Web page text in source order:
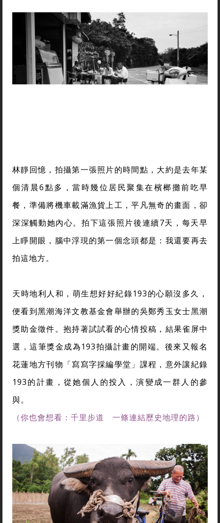
林靜回憶，拍攝第一張照片的時間點，大約是去年某
個清晨6點多，當時幾位居民聚集在檳榔攤前吃早
餐，準備將機車載滿漁貨上工，平凡無奇的畫面，卻
深深觸動她內心。拍下這張照片後連續7天，每天早
上睜開眼，腦中浮現的第一個念頭都是：我還要再去
拍這地方。
天時地利人和，萌生想好好紀錄193的心願沒多久，
便看到黑潮海洋文教基金會舉辦的吳鄭秀玉女士黑潮
獎助金徵件。抱持著試試看的心情投稿，結果雀屏中
選，這筆獎金成為193拍攝計畫的開端。後來又報名
花蓮地方刊物「寫寫字採編學堂」課程，意外讓紀錄
193的計畫，從她個人的投入，演變成一群人的參
與。
（你也會想看：千里步道 一條連結歷史地理的路）